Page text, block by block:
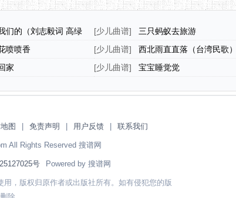
们的（刘志毅词 高绿
[少儿曲谱]
三只蚂蚁去旅游
喷喷香 [少儿曲谱]
西北雨直直落（台湾民歌）
家 [少儿曲谱] 宝宝睡觉觉
图 免责声明 用户反馈 联系我们
All Rights Reserved 搜谱网
号 Powered by 搜谱网
，版权归原作者或出版社所有。如有侵犯您的版